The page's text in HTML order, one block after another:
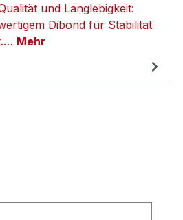
und Langlebigkeit:
Dibond für Stabilität
Mehr